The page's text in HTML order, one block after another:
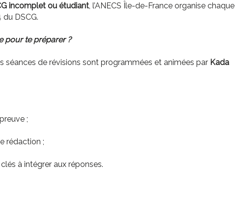
incomplet ou étudiant , l’ANECS Île-de-France organise chaque
du DSCG.
pour te préparer ?
séances de révisions sont programmées et animées par Kada
;
rédaction ;
à intégrer aux réponses.